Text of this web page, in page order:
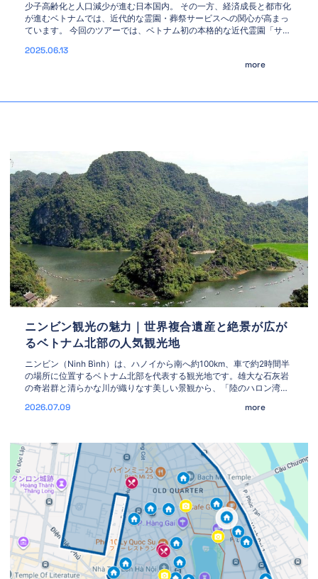
少子高齢化と人口減少が進む日本国内。 その一方、経済成長と都市化
が進むベトナムでは、近代的な霊園・葬祭サービスへの関心が高まっ
ています。 今回のツアーでは、ベトナム初の本格的な近代霊園「サラ
海外展開の可能性を探ります。 🌱 サラガーデンとは？ 所在地：ドン
2025.06.13
more
ニンビン観光の魅力｜世界複合遺産と絶景が広が
るベトナム北部の人気観光地
ニンビン（Ninh Bình）は、ハノイから南へ約100km、車で約2時間半
の場所に位置するベトナム北部を代表する観光地です。雄大な石灰岩
の奇岩群と清らかな川が織りなす美しい景観から、「陸のハロン湾」
産に登録されたチャンアンをはじめ、ベトナム最初の王朝が築かれた
2026.07.09 more